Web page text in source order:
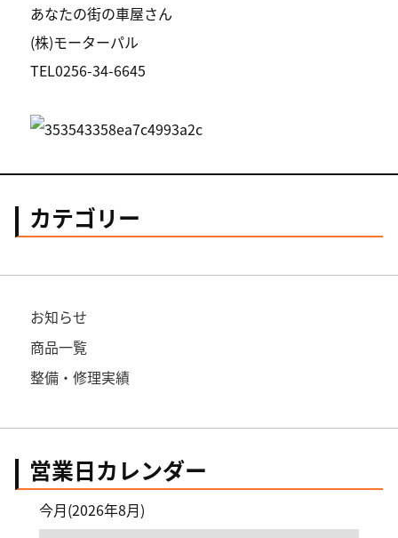
あなたの街の車屋さん
(株)モーターパル
TEL0256-34-6645
カテゴリー
お知らせ
商品一覧
整備・修理実績
営業日カレンダー
今月(2026年8月)